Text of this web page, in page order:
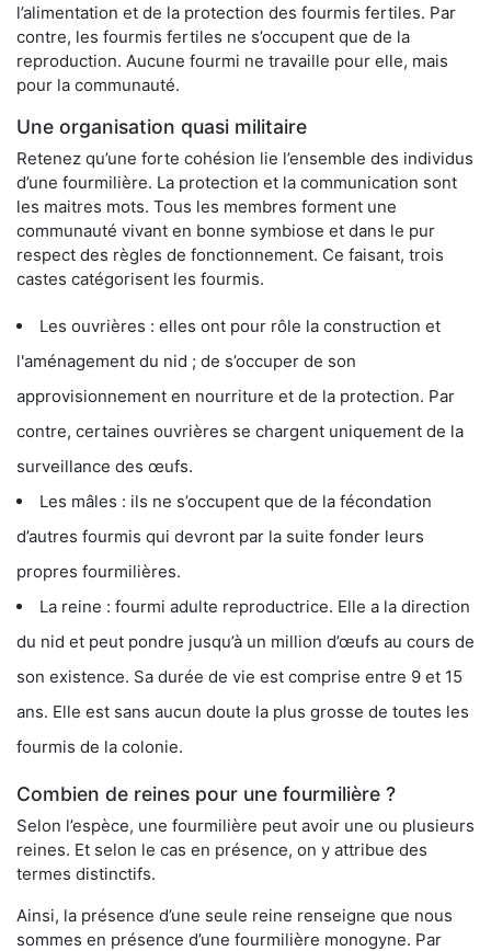
l’alimentation et de la protection des fourmis fertiles. Par
contre, les fourmis fertiles ne s’occupent que de la
reproduction. Aucune fourmi ne travaille pour elle, mais
pour la communauté.
Une organisation quasi militaire
Retenez qu’une forte cohésion lie l’ensemble des individus
d’une fourmilière. La protection et la communication sont
les maitres mots. Tous les membres forment une
communauté vivant en bonne symbiose et dans le pur
respect des règles de fonctionnement. Ce faisant, trois
castes catégorisent les fourmis.
Les ouvrières : elles ont pour rôle la construction et
l'aménagement du nid ; de s’occuper de son
approvisionnement en nourriture et de la protection. Par
contre, certaines ouvrières se chargent uniquement de la
surveillance des œufs.
Les mâles : ils ne s’occupent que de la fécondation
d’autres fourmis qui devront par la suite fonder leurs
propres fourmilières.
La reine : fourmi adulte reproductrice. Elle a la direction
du nid et peut pondre jusqu’à un million d’œufs au cours de
son existence. Sa durée de vie est comprise entre 9 et 15
ans. Elle est sans aucun doute la plus grosse de toutes les
fourmis de la colonie.
Combien de reines pour une fourmilière ?
Selon l’espèce, une fourmilière peut avoir une ou plusieurs
reines. Et selon le cas en présence, on y attribue des
termes distinctifs.
Ainsi, la présence d’une seule reine renseigne que nous
sommes en présence d’une fourmilière monogyne. Par